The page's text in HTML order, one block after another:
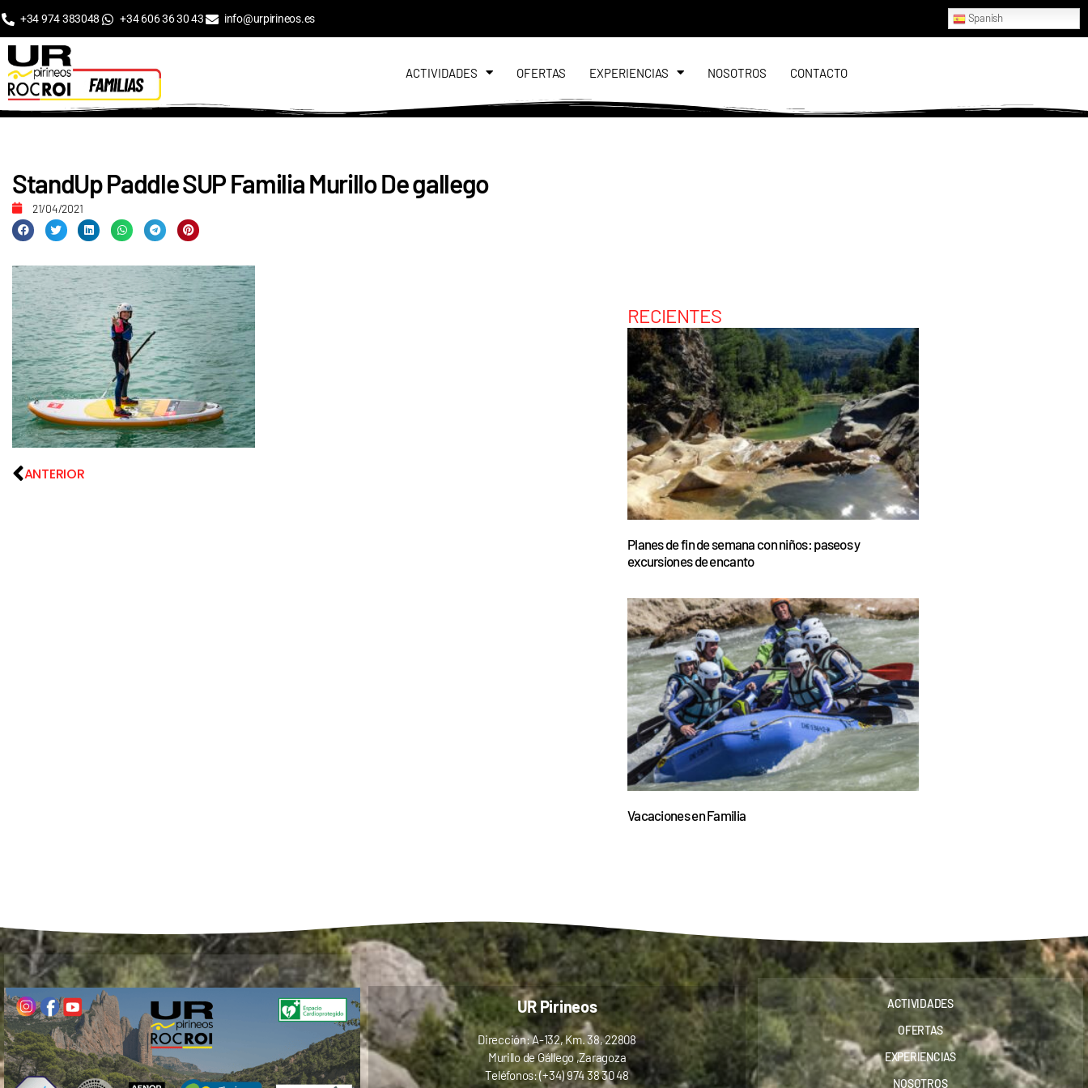
+34 974 383048 +34 606 36 30 43 info@urpirineos.es Spanish
ACTIVIDADES OFERTAS EXPERIENCIAS NOSOTROS CONTACTO
StandUp Paddle SUP Familia Murillo De gallego
21/04/2021
ANTERIOR
RECIENTES
Planes de fin de semana con niños: paseos y
excursiones de encanto
Vacaciones en Familia
UR Pirineos
Dirección: A-132, Km. 38, 22808
Murillo de Gállego ,Zaragoza
Teléfonos: (+34) 974 38 30 48
ACTIVIDADES
OFERTAS
EXPERIENCIAS
NOSOTROS